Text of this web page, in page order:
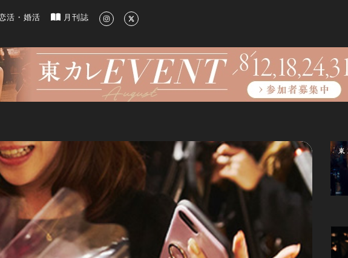
ルメ、洗練されたライフスタイル情報
活・婚活 月刊誌